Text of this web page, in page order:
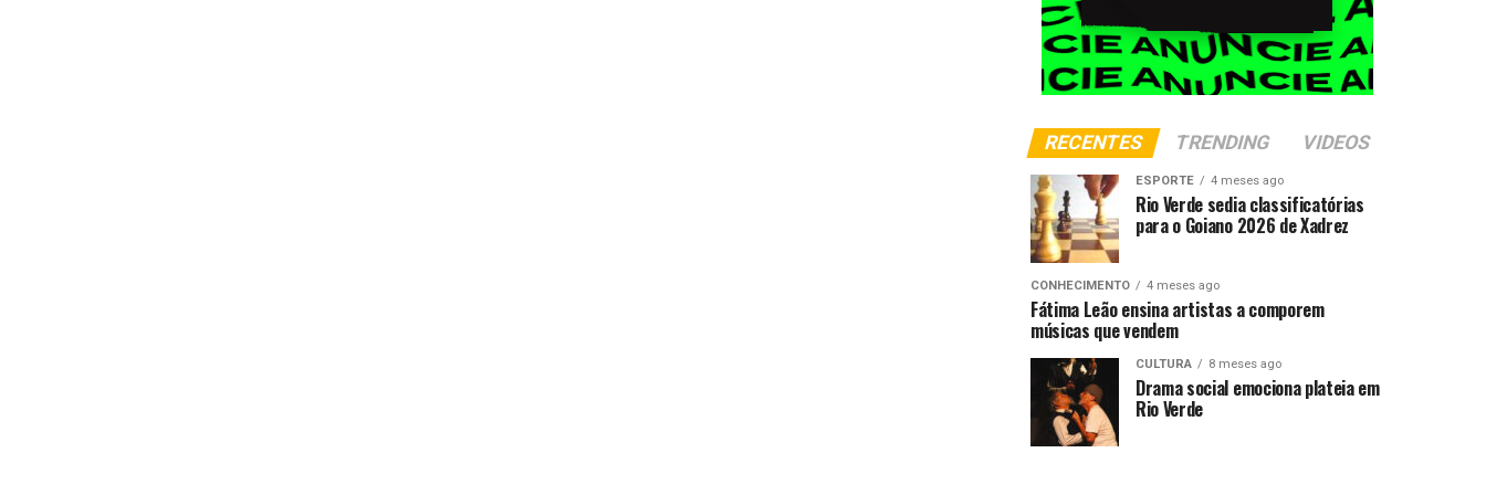
RECENTES TRENDING VIDEOS
ESPORTE 4 meses ago
Rio Verde sedia classificatórias
para o Goiano 2026 de Xadrez
CONHECIMENTO 4 meses ago
Fátima Leão ensina artistas a comporem
músicas que vendem
CULTURA 8 meses ago
Drama social emociona plateia em
Rio Verde